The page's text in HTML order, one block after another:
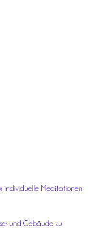
individuelle Meditationen
und Gebäude zu